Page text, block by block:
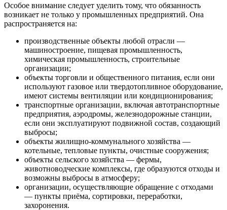
Особое внимание следует уделить тому, что обязанность
возникает не только у промышленных предприятий. Она
распространяется на:
производственные объекты любой отрасли —
машиностроение, пищевая промышленность,
химическая промышленность, строительные
организации;
объекты торговли и общественного питания, если они
используют газовое или твердотопливное оборудование,
имеют системы вентиляции или кондиционирования;
транспортные организации, включая автотранспортные
предприятия, аэродромы, железнодорожные станции,
если они эксплуатируют подвижной состав, создающий
выбросы;
объекты жилищно-коммунального хозяйства —
котельные, тепловые пункты, очистные сооружения;
объекты сельского хозяйства — фермы,
животноводческие комплексы, где образуются отходы и
возможны выбросы в атмосферу;
организации, осуществляющие обращение с отходами
— пункты приёма, сортировки, переработки,
захоронения.